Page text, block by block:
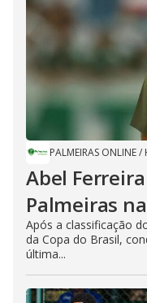
PALMEIRAS ONLINE/
Abel
Palmeiras
Após a classificação
da Copa do Brasil,
última...